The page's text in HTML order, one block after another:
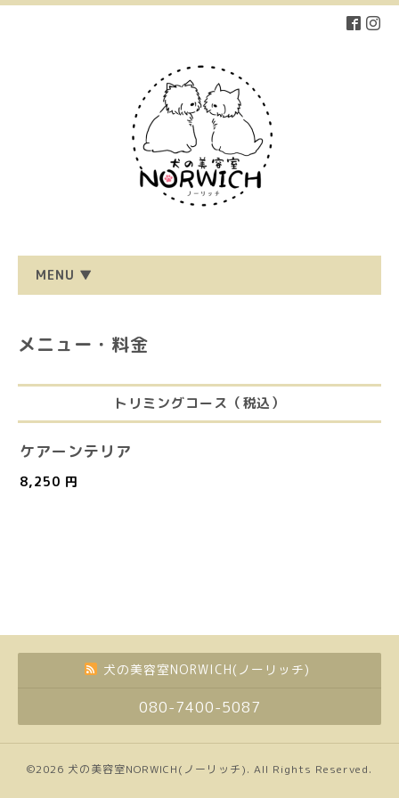
MENU ▼
メニュー・料金
トリミングコース（税込）
ケアーンテリア
8,250 円
犬の美容室NORWICH(ノーリッチ)
080-7400-5087
©2026 犬の美容室NORWICH(ノーリッチ). All Rights Reserved.